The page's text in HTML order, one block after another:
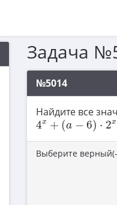
Задача
№5014
Найдите все
4x + (a − 6) ⋅ 2x
4x+(a−6 )⋅2x−(3
Выберите